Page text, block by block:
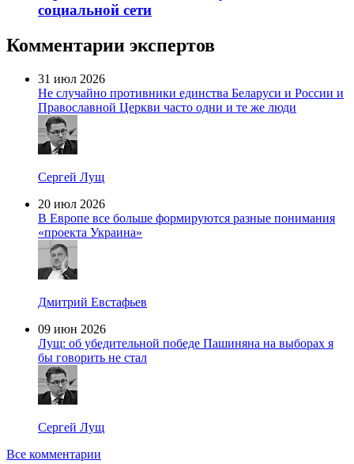
социальной сети
Комментарии экспертов
31 июл 2026
Не случайно противники единства Беларуси и России и
Православной Церкви часто одни и те же люди
Сергей Лущ
20 июл 2026
В Европе все больше формируются разные понимания
«проекта Украина»
Дмитрий Евстафьев
09 июн 2026
Лущ: об убедительной победе Пашиняна на выборах я
бы говорить не стал
Сергей Лущ
Все комментарии